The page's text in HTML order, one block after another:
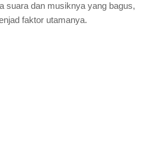
suara dan musiknya yang bagus,
faktor utamanya.